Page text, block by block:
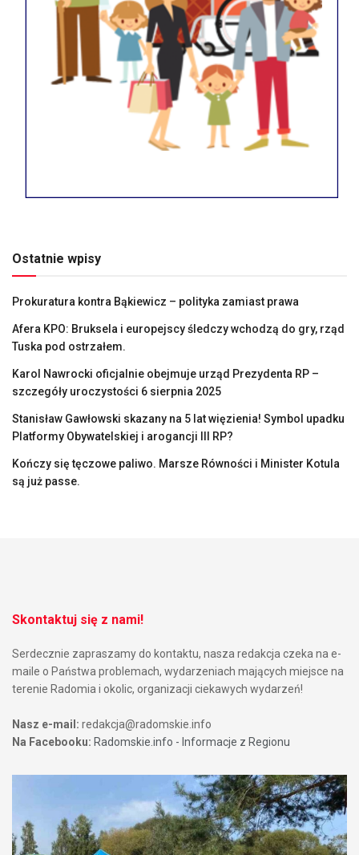
Ostatnie wpisy
Prokuratura kontra Bąkiewicz – polityka zamiast prawa
Afera KPO: Bruksela i europejscy śledczy wchodzą do gry, rząd
Tuska pod ostrzałem.
Karol Nawrocki oficjalnie obejmuje urząd Prezydenta RP –
szczegóły uroczystości 6 sierpnia 2025
Stanisław Gawłowski skazany na 5 lat więzienia! Symbol upadku
Platformy Obywatelskiej i arogancji III RP?
Kończy się tęczowe paliwo. Marsze Równości i Minister Kotula
są już passe.
Skontaktuj się z nami!
Serdecznie zapraszamy do kontaktu, nasza redakcja czeka na e-
maile o Państwa problemach, wydarzeniach mających miejsce na
terenie Radomia i okolic, organizacji ciekawych wydarzeń!
Nasz e-mail: redakcja@radomskie.info
Na Facebooku: Radomskie.info - Informacje z Regionu